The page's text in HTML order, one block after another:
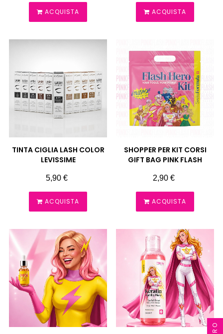
ACQUISTA ACQUISTA
TINTA CIGLIA LASH COLOR
LEVISSIME
Prezzo
5,90 €
ACQUISTA
SHOPPER PER KIT CORSI
GIFT BAG PINK FLASH
Prezzo
2,90 €
ACQUISTA